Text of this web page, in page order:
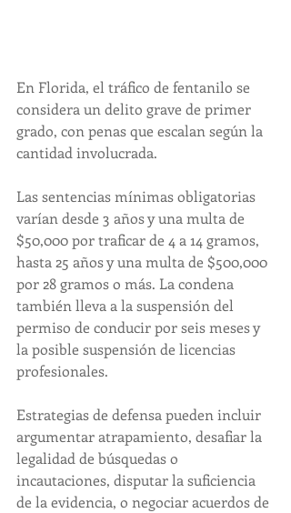
En Florida, el tráfico de fentanilo se
considera un delito grave de primer
grado, con penas que escalan según la
cantidad involucrada.
Las sentencias mínimas obligatorias
varían desde 3 años y una multa de
$50,000 por traficar de 4 a 14 gramos,
hasta 25 años y una multa de $500,000
por 28 gramos o más. La condena
también lleva a la suspensión del
permiso de conducir por seis meses y
la posible suspensión de licencias
profesionales.
Estrategias de defensa pueden incluir
argumentar atrapamiento, desafiar la
legalidad de búsquedas o
incautaciones, disputar la suficiencia
de la evidencia, o negociar acuerdos de